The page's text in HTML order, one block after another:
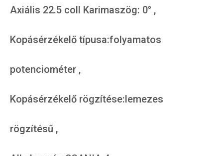
Axiális 22.5 coll Karimaszög: 0° ,
Kopásérzékelő típusa:folyamatos
potenciométer ,
Kopásérzékelő rögzítése:lemezes
rögzítésű ,